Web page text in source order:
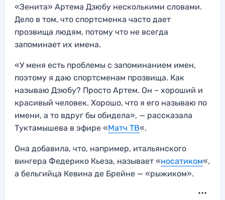
«Зенита» Артема Дзюбу несколькими словами.
Дело в том, что спортсменка часто дает
прозвища людям, потому что не всегда
запоминает их имена.
«У меня есть проблемы с запоминанием имен,
поэтому я даю спортсменам прозвища. Как
называю Дзюбу? Просто Артем. Он – хороший и
красивый человек. Хорошо, что я его называю по
имени, а то вдруг бы обидела», — рассказала
Туктамышева в эфире «Матч ТВ«.
Она добавила, что, например, итальянского
вингера Федерико Кьеза, называет «носатиком«,
а бельгийца Кевина де Брейне — «рыжиком».